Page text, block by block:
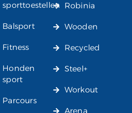
sporttoestellen
Balsport
Fitness
Honden
sport
Parcours
Robinia
Wooden
Recycled
Steel+
Workout
Arena